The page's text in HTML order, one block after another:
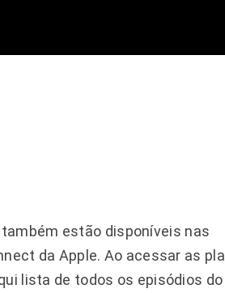
também estão disponíveis nas
da Apple. Ao acessar as
lista de todos os episódios